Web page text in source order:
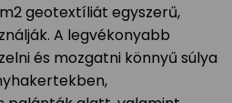
geotextíliát egyszerű,
A legvékonyabb
és mozgatni könnyű súlya